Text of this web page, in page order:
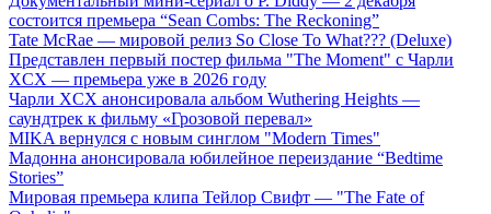
состоится премьера “Sean Combs: The Reckoning”
Tate McRae — мировой релиз So Close To What??? (Deluxe)
Представлен первый постер фильма "The Moment" с Чарли
XCX — премьера уже в 2026 году
Чарли XCX анонсировала альбом Wuthering Heights —
саундтрек к фильму «Грозовой перевал»
MIKA вернулся с новым синглом "Modern Times"
Мадонна анонсировала юбилейное переиздание “Bedtime
Stories”
Мировая премьера клипа Тейлор Свифт — "The Fate of